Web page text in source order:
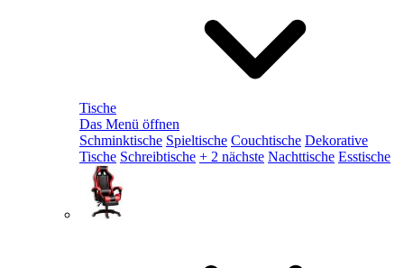
Tische
Das Menü öffnen
Schminktische Spieltische Couchtische Dekorative
Tische Schreibtische + 2 nächste Nachttische Esstische